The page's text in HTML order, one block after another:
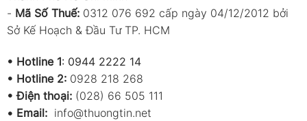
- Mã Số Thuế: 0312 076 692 cấp ngày 04/12/2012 bởi
Sở Kế Hoạch & Đầu Tư TP. HCM
• Hotline 1: 0944 2222 14
• Hotline 2: 0928 218 268
• Điện thoại: (028) 66 505 111
• Email: info@thuongtin.net